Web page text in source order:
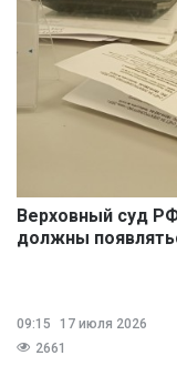
Верховный суд
должны
09:15
17 июля 2026
2661